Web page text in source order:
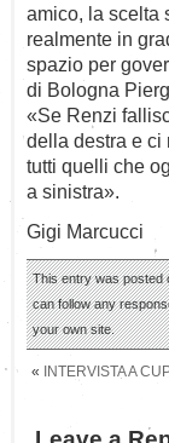
amico, la scelta
realmente in
spazio per
di Bologna
«Se Renzi
della destra e ci
tutti quelli che
a sinistra».
Gigi Marcucci
This entry was posted
can follow any
your own site.
« INTERVISTA A